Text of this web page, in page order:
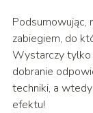
Podsumowując,
zabiegiem, do
Wystarczy tylko
dobranie
techniki, a
efektu!